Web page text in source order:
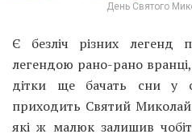
День Святого
Є безліч різних легенд
легендою рано-рано
дітки ще бачать сни у
приходить Святий
які ж малюк залишив